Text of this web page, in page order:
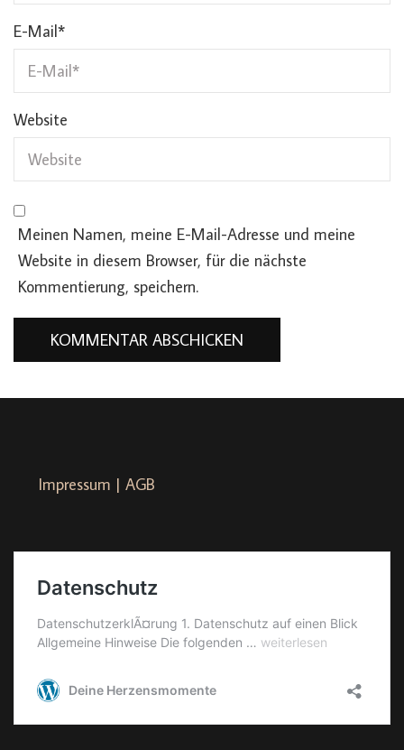
E-Mail*
Website
Meinen Namen, meine E-Mail-Adresse und meine
Website in diesem Browser, für die nächste
Kommentierung, speichern.
Impressum | AGB